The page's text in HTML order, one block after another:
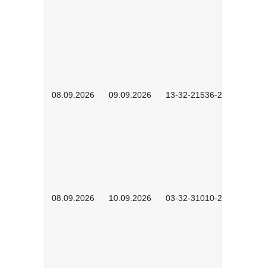
08.09.2026 09.09.2026 13-32-21536-2601
08.09.2026 10.09.2026 03-32-31010-2606